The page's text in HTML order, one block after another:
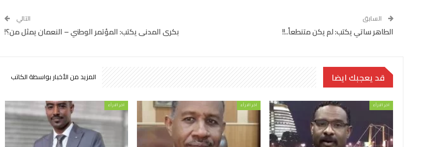
السابق
الطاهر ساتي يكتب: لم يكن متنطعاً..!!
التالي
بكرى المدنى يكتب: المؤتمر الوطني – النعمان يمثل من؟!
قد يعجبك ايضا المزيد من الأخبار بواسطة الكاتب
اخر الارأء اخر الارأء اخر الارأء